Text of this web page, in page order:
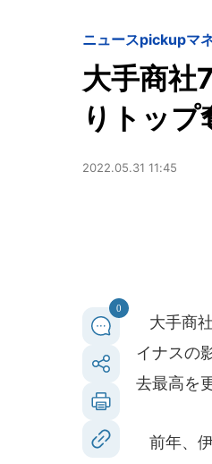
ニュースpickupマ
大手商社
りトップ
2022.05.31 11:45
0
大手商
イナスの
去最高を
前年、